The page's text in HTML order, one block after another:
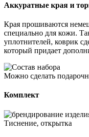
Аккуратные края и
Края прошиваются
специально для кожи.
уплотнителей, коврик
который придает
Можно сделать
Комплект
Тиснение, открытка